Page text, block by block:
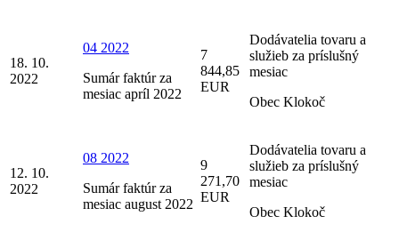
18. 10.
2022
04 2022
Sumár faktúr za
mesiac apríl 2022
7
844,85
EUR
Dodávatelia tovaru a
služieb za príslušný
mesiac
Obec Klokoč
12. 10.
2022
08 2022
Sumár faktúr za
mesiac august 2022
9
271,70
EUR
Dodávatelia tovaru a
služieb za príslušný
mesiac
Obec Klokoč